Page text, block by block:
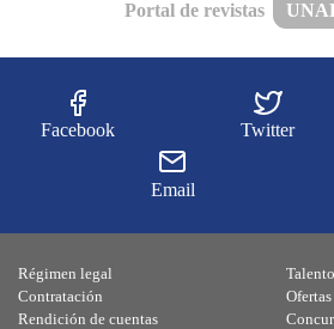
Portal de revistas
Facebook Twitter
Email
Régimen legal
Contratación
Rendición de cuentas